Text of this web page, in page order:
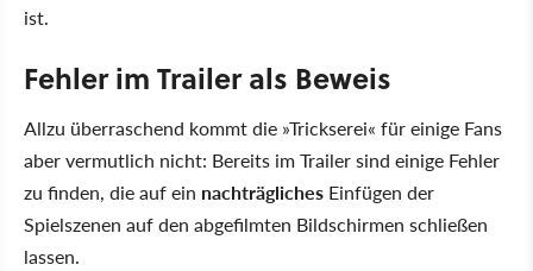
ist.
Fehler im Trailer als Beweis
Allzu überraschend kommt die »Trickserei« für einige Fans
aber vermutlich nicht: Bereits im Trailer sind einige Fehler
zu finden, die auf ein nachträgliches Einfügen der
Spielszenen auf den abgefilmten Bildschirmen schließen
lassen.